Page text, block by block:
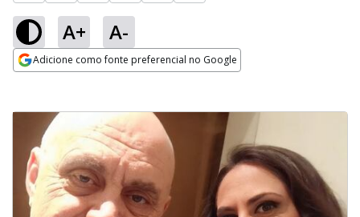
A+ A-
Adicione como fonte preferencial no Google